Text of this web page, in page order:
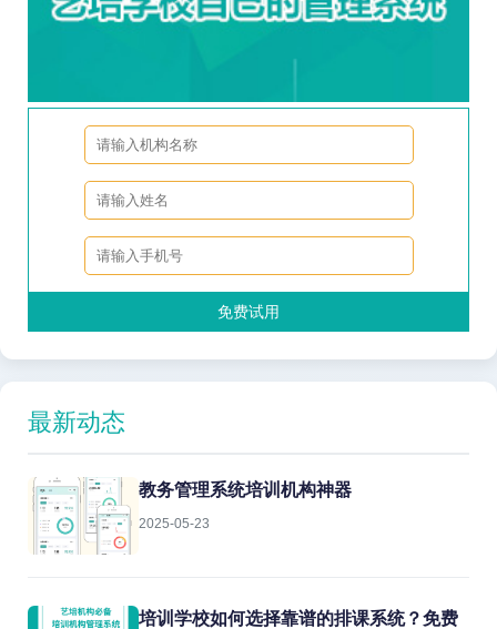
免费试用
最新动态
教务管理系统培训机构神器
2025-05-23
培训学校如何选择靠谱的排课系统？免费